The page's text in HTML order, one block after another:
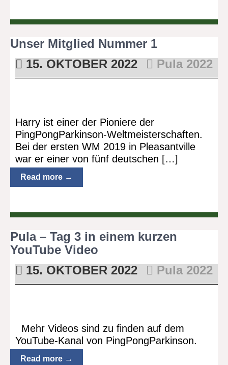
Unser Mitglied Nummer 1
15. OKTOBER 2022
Pula 2022
Harry ist einer der Pioniere der
PingPongParkinson-Weltmeisterschaften.
Bei der ersten WM 2019 in Pleasantville
war er einer von fünf deutschen […]
Read more →
Pula – Tag 3 in einem kurzen
YouTube Video
15. OKTOBER 2022
Pula 2022
Mehr Videos sind zu finden auf dem
YouTube-Kanal von PingPongParkinson.
Read more →